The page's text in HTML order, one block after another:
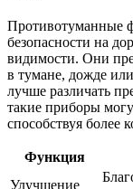
Противотуманные
безопасности на
видимости. Они
в тумане, дожде
лучше различать
такие приборы
способствуя
Функция
Улучшение